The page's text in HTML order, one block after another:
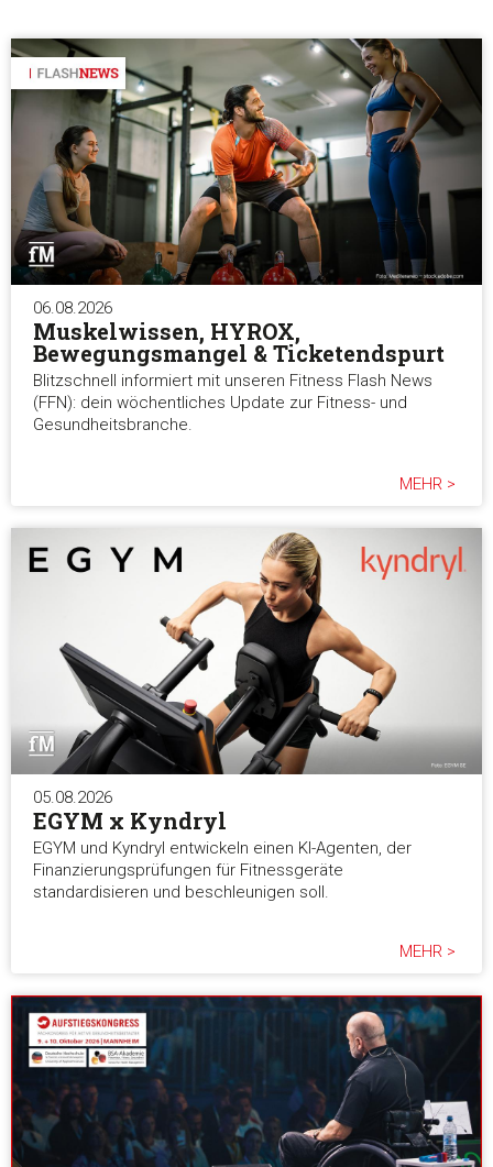
06.08.2026
Muskelwissen, HYROX,
Bewegungsmangel & Ticketendspurt
Blitzschnell informiert mit unseren Fitness Flash News
(FFN): dein wöchentliches Update zur Fitness- und
Gesundheitsbranche.
MEHR >
05.08.2026
EGYM x Kyndryl
EGYM und Kyndryl entwickeln einen KI-Agenten, der
Finanzierungsprüfungen für Fitnessgeräte
standardisieren und beschleunigen soll.
MEHR >